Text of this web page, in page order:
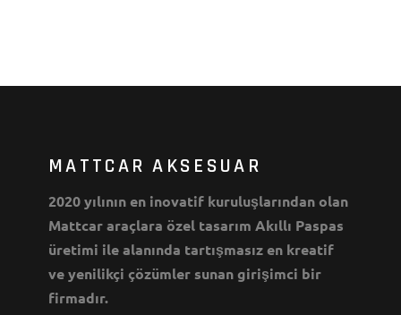
MATTCAR AKSESUAR
2020 yılının en inovatif kuruluşlarından olan
Mattcar araçlara özel tasarım Akıllı Paspas
üretimi ile alanında tartışmasız en kreatif
ve yenilikçi çözümler sunan girişimci bir
firmadır.